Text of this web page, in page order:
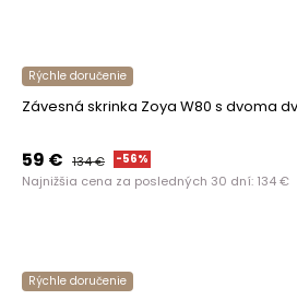
Rýchle doručenie
Závesná skrinka Zoya W80 s dvoma
59 € 134€ -56%
Najnižšia cena za posledných 30 dní: 134€
Rýchle doručenie